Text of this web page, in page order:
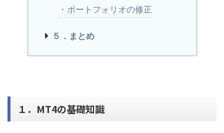
・ポートフォリオの修正
５．まとめ
１．MT4の基礎知識